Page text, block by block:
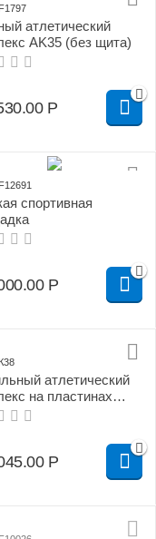
атлетический
AK35 (без щита)
Р
спортивная
Р
атлетический
на пластинах
Р